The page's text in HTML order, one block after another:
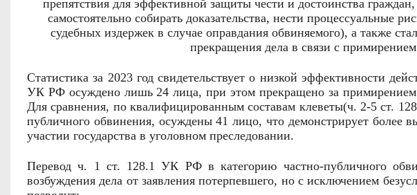
препятствия для эффективной защиты чести и достоинства
самостоятельно собирать доказательства, нести процессуальные
судебных издержек в случае оправдания обвиняемого), а также
прекращения дела в связи с
Статистика за 2023 год свидетельствует о низкой эффективности
УК РФ осуждено лишь 24 лица, при этом прекращено за
Для сравнения, по квалифицированным составам клеветы(ч. 2-5 ст.
публичного обвинения, осуждены 41 лицо, что демонстрирует более
участии государства в уголовном преследовании.
Перевод ч. 1 ст. 128.1 УК РФ в категорию частно-публичного
возбуждения дела от заявления потерпевшего, но с исключением